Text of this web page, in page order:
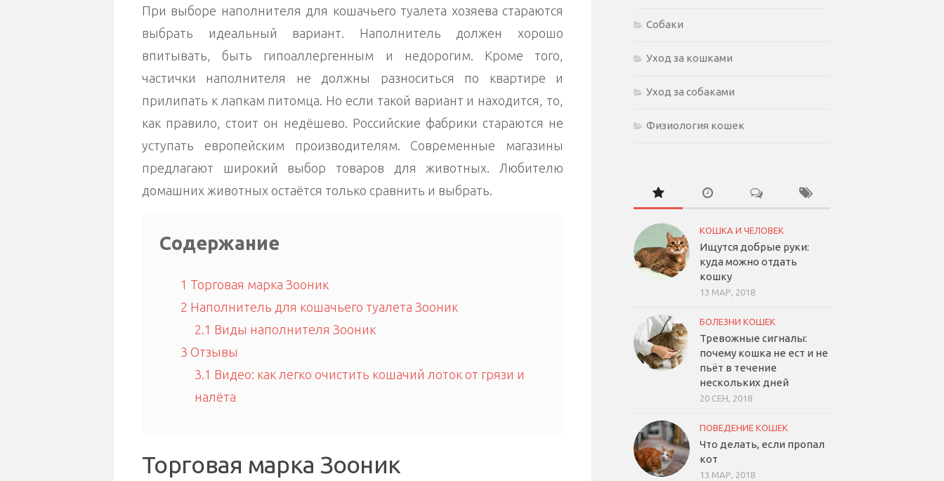
При выборе наполнителя для кошачьего туалета хозяева стараются
выбрать идеальный вариант. Наполнитель должен хорошо
впитывать, быть гипоаллергенным и недорогим. Кроме того,
частички наполнителя не должны разноситься по квартире и
прилипать к лапкам питомца. Но если такой вариант и находится, то,
как правило, стоит он недёшево. Российские фабрики стараются не
уступать европейским производителям. Современные магазины
предлагают широкий выбор товаров для животных. Любителю
домашних животных остаётся только сравнить и выбрать.
Содержание
1 Торговая марка Зооник
2 Наполнитель для кошачьего туалета Зооник
2.1 Виды наполнителя Зооник
3 Отзывы
3.1 Видео: как легко очистить кошачий лоток от грязи и
налёта
Торговая марка Зооник
Собаки
Уход за кошками
Уход за собаками
Физиология кошек
КОШКА И ЧЕЛОВЕК
Ищутся добрые руки:
куда можно отдать
кошку
13 МАР, 2018
БОЛЕЗНИ КОШЕК
Тревожные сигналы:
почему кошка не ест и не
пьёт в течение
нескольких дней
20 СЕН, 2018
ПОВЕДЕНИЕ КОШЕК
Что делать, если пропал
кот
13 МАР, 2018